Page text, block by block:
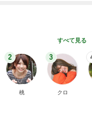
すべて見る
2
桃
3
クロ